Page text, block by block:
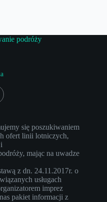
podróży
się poszukiwaniem
ofert linii lotniczych,
mając na uwadze
z dn. 24.11.2017r. o
usługach
imprez
pakiet informacji z